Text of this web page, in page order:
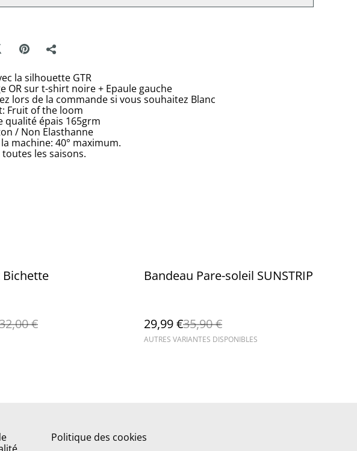
la silhouette GTR
OR sur t-shirt noire + Epaule gauche
lors de la commande si vous souhaitez Blanc
Fruit of the loom
qualité épais 165grm
/ Non Elasthanne
la machine: 40° maximum.
les saisons.
Bichette
€
%
Bandeau Pare-soleil SUNSTRIP
29,99 €35,90 €
AUTRES VARIANTES DISPONIBLES
Politique des cookies